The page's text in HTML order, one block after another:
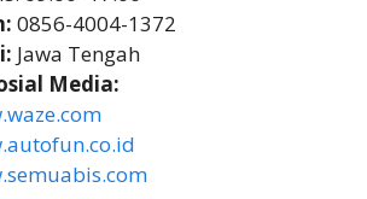
0856-4004-1372
Jawa Tengah
Media: